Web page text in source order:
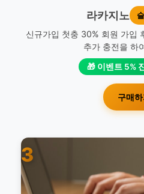
라카지노
신규가입 첫충 30% 회원 가입
추가 충전을 하
🎁 이벤트 5%
구매
3